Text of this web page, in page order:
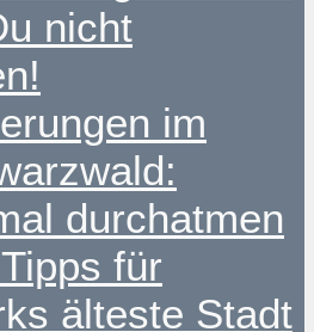
nicht
im
durchatmen
für
älteste Stadt